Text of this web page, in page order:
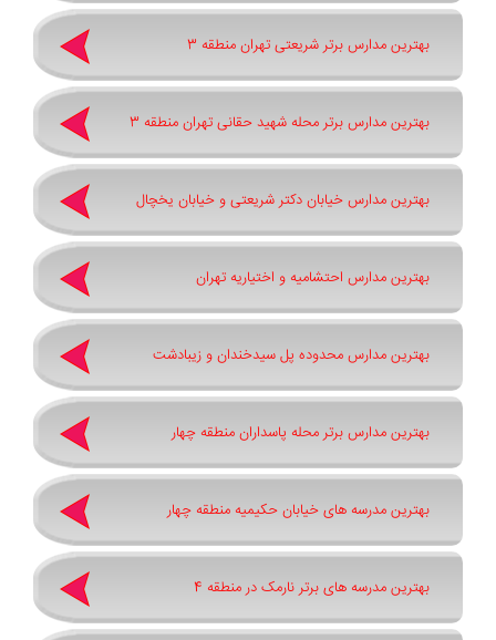
بهترین مدارس برتر شریعتی تهران منطقه 3
بهترین مدارس برتر محله شهید حقانی تهران منطقه 3
بهترین مدارس خیابان دکتر شریعتی و خیابان یخچال
بهترین مدارس احتشامیه و اختیاریه تهران
بهترین مدارس محدوده پل سیدخندان و زیبادشت
بهترین مدارس برتر محله پاسداران منطقه چهار
بهترین مدرسه های خیابان حکیمیه منطقه چهار
بهترین مدرسه های برتر نارمک در منطقه 4